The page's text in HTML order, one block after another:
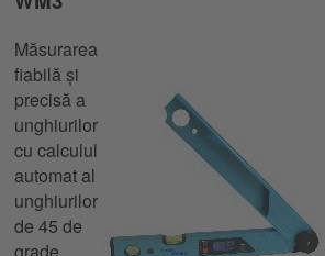
Măsurarea
fiabilă și
precisă a
unghiurilor
cu calculul
automat al
unghiurilor
de 45 de
grade